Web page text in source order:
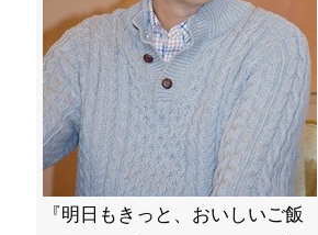
『明日もきっと、おいしいご飯